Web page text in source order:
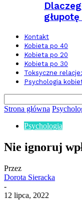
Kontakt
Kobieta po 40
Kobieta po 20
Kobieta po 30
Toksyczne
Psychologia
Strona główna
Psychologia
Nie ignoruj
Przez
Dorota Sieracka
-
12 lipca, 2022